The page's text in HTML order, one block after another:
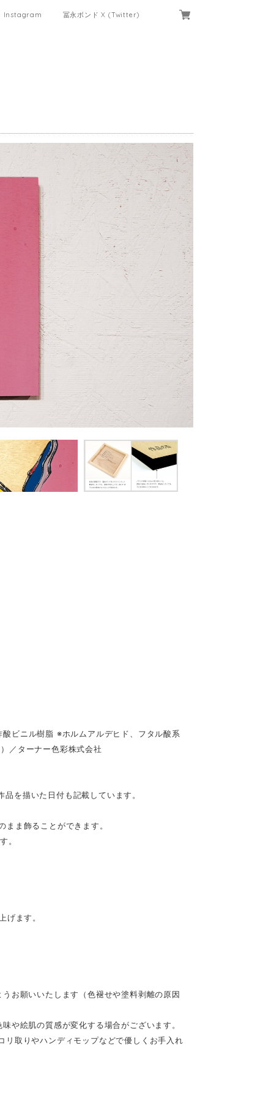
Instagram 冨永ボンド X (Twitter)
ビニル樹脂 ※ホルムアルデヒド、フタル酸系
／ターナー色彩株式会社
を描いた日付も記載しています。
ま飾ることができます。
。
げます。
お願いいたします（色褪せや塗料剥離の原因
や絵肌の質感が変化する場合がございます。
リ取りやハンディモップなどで優しくお手入れ